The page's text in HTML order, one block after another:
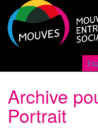
Archive
Portrait